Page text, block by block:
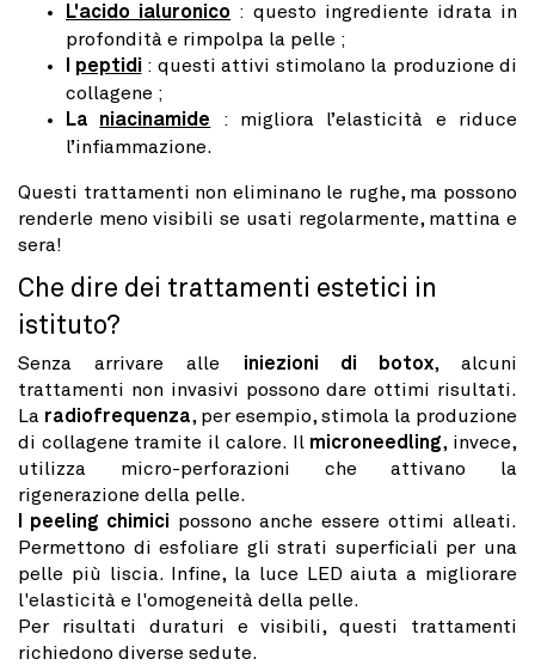
L'acido ialuronico : questo ingrediente idrata in
profondità e rimpolpa la pelle ;
peptidi: questi attivi stimolano la produzione di
collagene ;
La niacinamide : migliora l’elasticità e riduce
l’infiammazione.
Questi trattamenti non eliminano le rughe, ma possono
renderle meno visibili se usati regolarmente, mattina e
sera!
Che dire dei trattamenti estetici in
istituto?
Senza arrivare alle iniezioni di botox, alcuni
trattamenti non invasivi possono dare ottimi risultati.
La radiofrequenza, per esempio, stimola la produzione
di collagene tramite il calore. Il microneedling, invece,
utilizza micro-perforazioni che attivano la
rigenerazione della pelle.
I peeling chimici possono anche essere ottimi alleati.
Permettono di esfoliare gli strati superficiali per una
pelle più liscia. Infine, la luce LED aiuta a migliorare
l'elasticità e l'omogeneità della pelle.
Per risultati duraturi e visibili, questi trattamenti
richiedono diverse sedute.